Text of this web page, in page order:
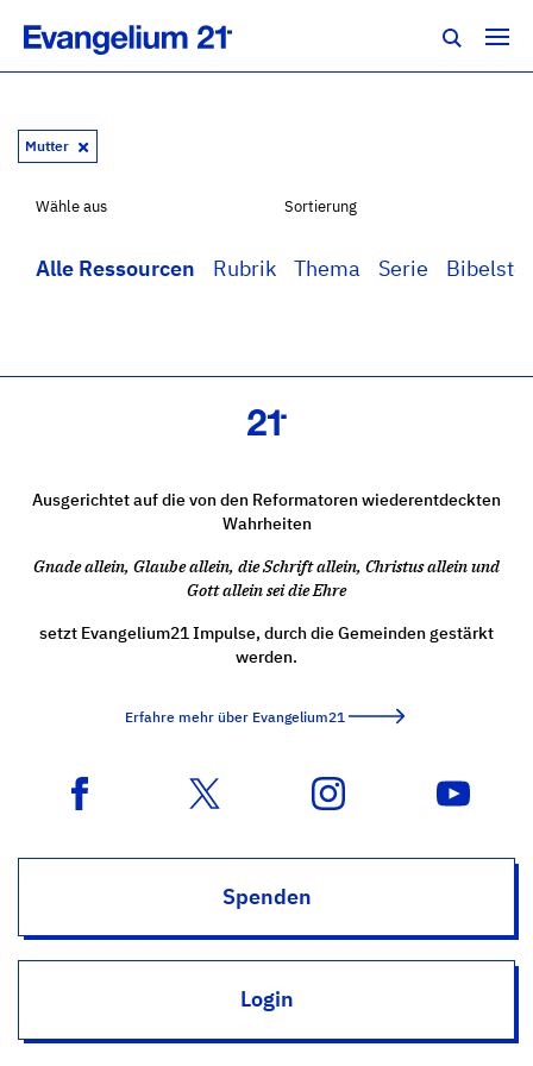
Mutter
Wähle aus
Alle Ressourcen Rubrik Thema Serie
Sortierung
Ausgerichtet auf die von den Reformatoren wiederentdeckten
Wahrheiten
Gnade allein, Glaube allein, die Schrift allein, Christus allein und
Gott allein sei die Ehre
setzt Evangelium21 Impulse, durch die Gemeinden gestärkt
werden.
Erfahre mehr über Evangelium21
Spenden
Login